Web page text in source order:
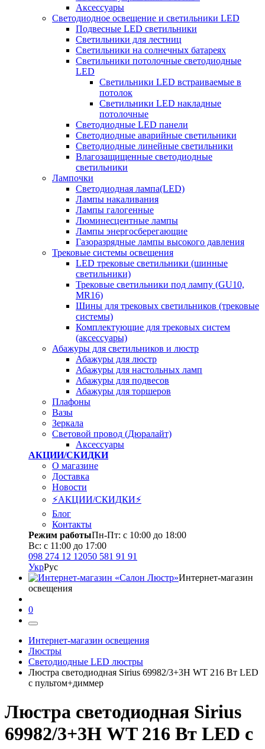
Аксессуары
Светодиодное освещение и светильники LED
Подвесные LED светильники
Светильники для лестниц
Светильники на солнечных батареях
Светильники потолочные светодиодные
LED
Cветильники LED встраиваемые в
потолок
Светильники LED накладные
потолочные
Светодиодные LED панели
Светодиодные аварийные светильники
Светодиодные линейные светильники
Влагозащищенные светодиодные
светильники
Лампочки
Светодиодная лампа(LED)
Лампы накаливания
Лампы галогенные
Люминесцентные лампы
Лампы энергосберегающие
Газоразрядные лампы высокого давления
Трековые системы освещения
LED трековые светильники (шинные
светильники)
Трековые светильники под лампу (GU10,
MR16)
Шины для трековых светильников (трековые
системы)
Комплектующие для трековых систем
(аксессуары)
Абажуры для светильников и люстр
Абажуры для люстр
Абажуры для настольных ламп
Абажуры для подвесов
Абажуры для торшеров
Плафоны
Вазы
Зеркала
Световой провод (Дюралайт)
Аксессуары
АКЦИИ/СКИДКИ
О магазине
Доставка
Новости
⚡АКЦИИ/СКИДКИ⚡
Блог
Контакты
Режим работыПн-Пт: с 10:00 до 18:00
Вс: с 11:00 до 17:00
098 274 12 12050 581 91 91
УкрРус
Интернет-магазин
освещения
0
Интернет-магазин освещения
Люстры
Светодиодные LED люстры
Люстра светодиодная Sirius 69982/3+3Н WT 216 Вт LED
с пультом+диммер
Люстра светодиодная Sirius
69982/3+3Н WT 216 Вт LED с